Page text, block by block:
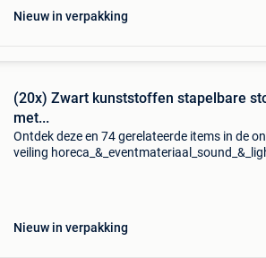
Nieuw in verpakking
(20x) Zwart kunststoffen stapelbare
met...
Ontdek deze en 74 gerelateerde items in de
veiling
Nieuw in verpakking